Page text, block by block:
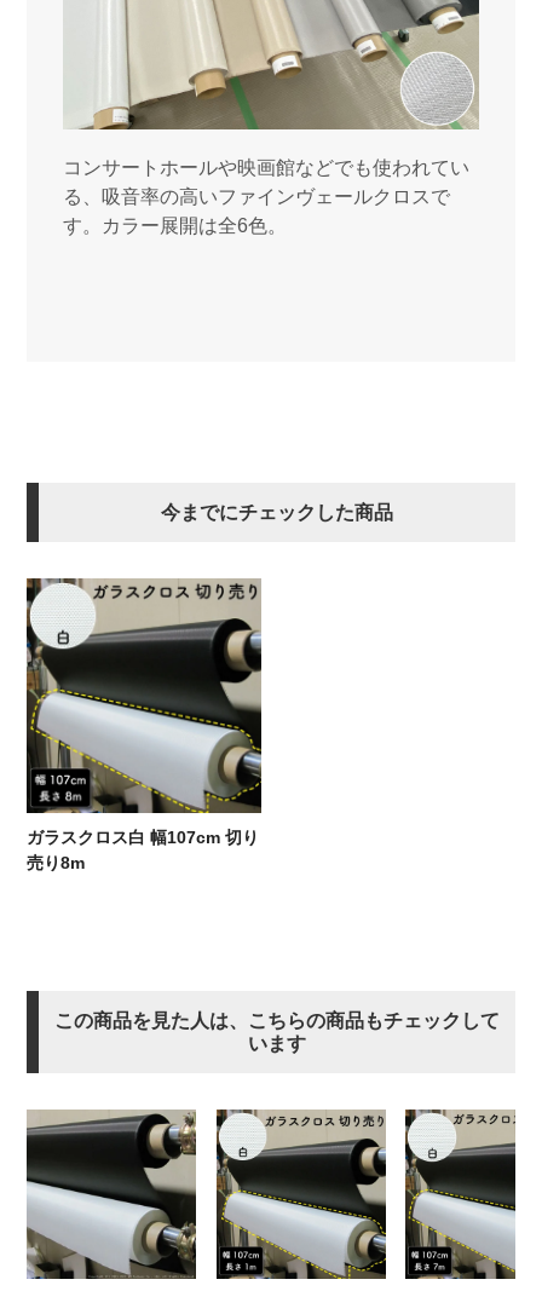
コンサートホールや映画館などでも使われてい
る、吸音率の高いファインヴェールクロスで
す。カラー展開は全6色。
今までにチェックした商品
ガラスクロス白 幅107cm 切り
売り8m
この商品を見た人は、こちらの商品もチェックして
います